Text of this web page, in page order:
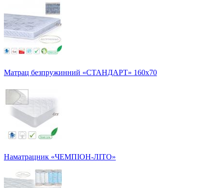
Матрац безпружинний «СТАНДАРТ» 160х70
Наматрацник «ЧЕМПІОН-ЛІТО»